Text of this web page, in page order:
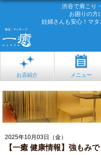
渋谷で肩こり
お困りの方
妊婦さんも安心！マタ
お店紹介 メニュー
2025年10月03日（金）
【一癒 健康情報】強もみ